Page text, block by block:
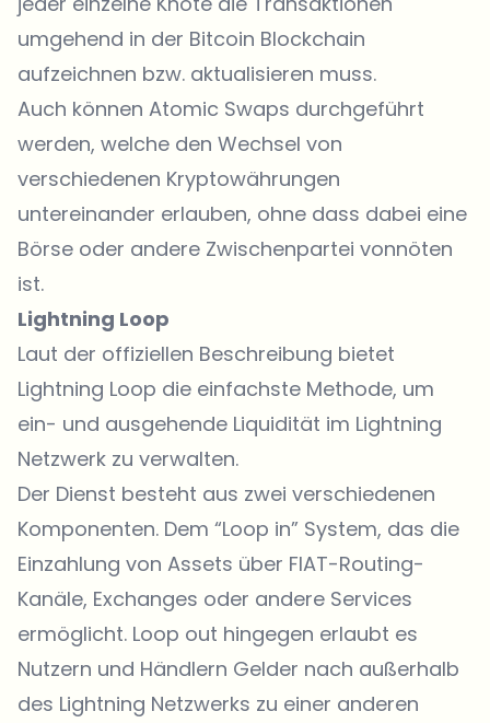
umgehend in der Bitcoin Blockchain
aufzeichnen bzw. aktualisieren muss.
Auch können Atomic Swaps durchgeführt
werden, welche den Wechsel von
verschiedenen Kryptowährungen
untereinander erlauben, ohne dass dabei eine
Börse oder andere Zwischenpartei vonnöten
ist.
Lightning Loop
Laut der offiziellen Beschreibung bietet
Lightning Loop die einfachste Methode, um
ein- und ausgehende Liquidität im Lightning
Netzwerk zu verwalten.
Der Dienst besteht aus zwei verschiedenen
Komponenten. Dem “Loop in” System, das die
Einzahlung von Assets über FIAT-Routing-
Kanäle, Exchanges oder andere Services
ermöglicht. Loop out hingegen erlaubt es
Nutzern und Händlern Gelder nach außerhalb
des Lightning Netzwerks zu einer anderen